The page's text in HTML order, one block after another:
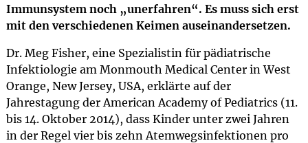
Immunsystem noch „unerfahren“. Es muss sich erst
mit den verschiedenen Keimen auseinandersetzen.
Dr. Meg Fisher, eine Spezialistin für pädiatrische
Infektiologie am Monmouth Medical Center in West
Orange, New Jersey, USA, erklärte auf der
Jahrestagung der American Academy of Pediatrics (11.
bis 14. Oktober 2014), dass Kinder unter zwei Jahren
in der Regel vier bis zehn Atemwegsinfektionen pro